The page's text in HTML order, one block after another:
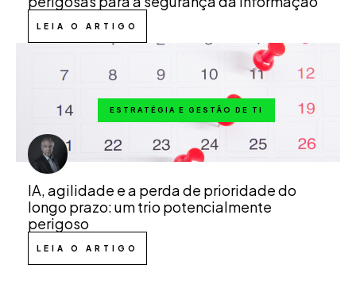
LEIA O ARTIGO
ESTRATÉGIA E GESTÃO DE TI
IA, agilidade e a perda de prioridade do
longo prazo: um trio potencialmente
perigoso
LEIA O ARTIGO